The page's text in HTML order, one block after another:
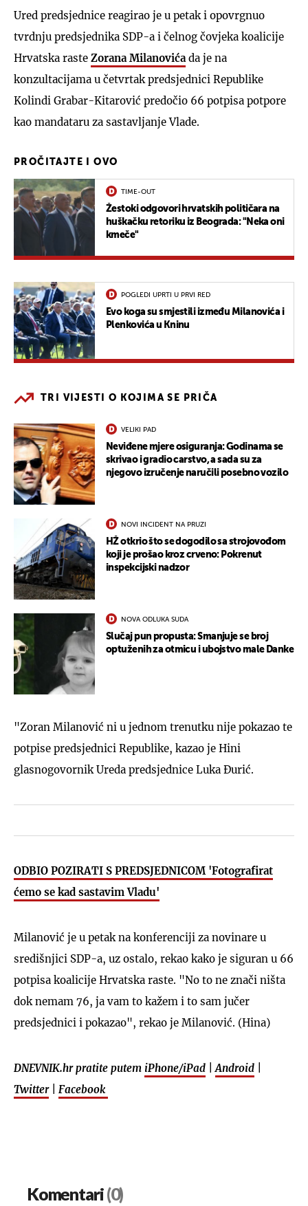
Ured predsjednice reagirao je u petak i opovrgnuo
tvrdnju predsjednika SDP-a i čelnog čovjeka koalicije
Hrvatska raste Zorana Milanovića da je na
konzultacijama u četvrtak predsjednici Republike
Kolindi Grabar-Kitarović predočio 66 potpisa potpore
kao mandataru za sastavljanje Vlade.
PROČITAJTE I OVO
TIME-OUT
Žestoki odgovori hrvatskih političara na
huškačku retoriku iz Beograda: "Neka oni
kmeče"
POGLEDI UPRTI U PRVI RED
Evo koga su smjestili između Milanovića i
Plenkovića u Kninu
TRI VIJESTI O KOJIMA SE PRIČA
VELIKI PAD
Neviđene mjere osiguranja: Godinama se
skrivao i gradio carstvo, a sada su za
njegovo izručenje naručili posebno vozilo
NOVI INCIDENT NA PRUZI
HŽ otkrio što se dogodilo sa strojovođom
koji je prošao kroz crveno: Pokrenut
inspekcijski nadzor
NOVA ODLUKA SUDA
Slučaj pun propusta: Smanjuje se broj
optuženih za otmicu i ubojstvo male Danke
"Zoran Milanović ni u jednom trenutku nije pokazao te
potpise predsjednici Republike, kazao je Hini
glasnogovornik Ureda predsjednice Luka Đurić.
ODBIO POZIRATI S PREDSJEDNICOM 'Fotografirat
ćemo se kad sastavim Vladu'
Milanović je u petak na konferenciji za novinare u
središnjici SDP-a, uz ostalo, rekao kako je siguran u 66
potpisa koalicije Hrvatska raste. "No to ne znači ništa
dok nemam 76, ja vam to kažem i to sam jučer
predsjednici i pokazao", rekao je Milanović. (Hina)
DNEVNIK.hr pratite putem iPhone/iPad Android
Twitter| Facebook
Komentari(0)